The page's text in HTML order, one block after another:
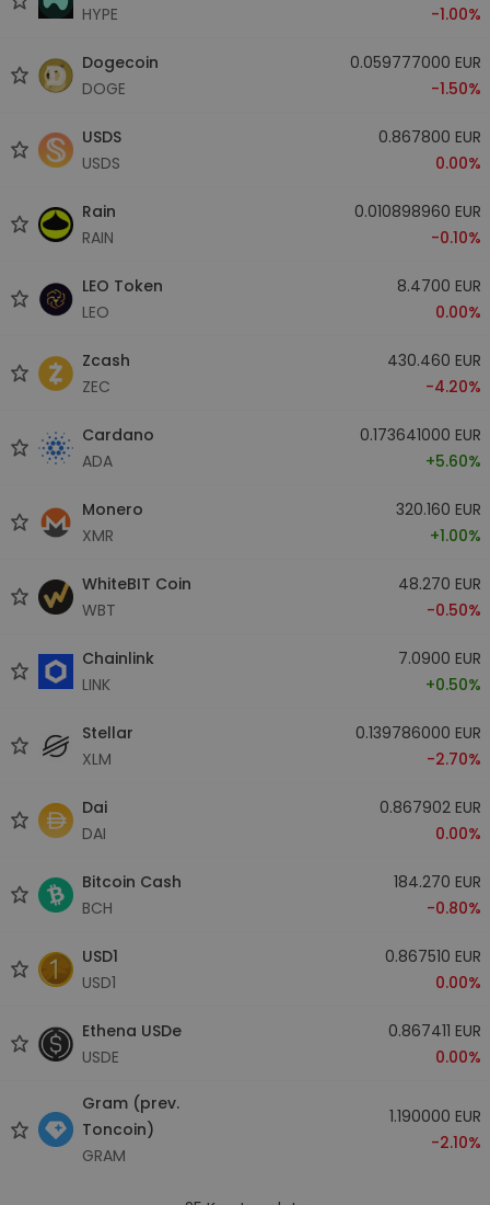
HYPE
-1.00%
Dogecoin
DOGE
0.059777000 EUR
-1.50%
USDS
USDS
0.867800 EUR
0.00%
Rain
RAIN
0.010898960 EUR
-0.10%
LEO Token
LEO
8.4700 EUR
0.00%
Zcash
ZEC
430.460 EUR
-4.20%
Cardano
ADA
0.173641000 EUR
+5.60%
Monero
XMR
320.160 EUR
+1.00%
WhiteBIT Coin
WBT
48.270 EUR
-0.50%
Chainlink
LINK
7.0900 EUR
+0.50%
Stellar
XLM
0.139786000 EUR
-2.70%
Dai
DAI
0.867902 EUR
0.00%
Bitcoin Cash
BCH
184.270 EUR
-0.80%
USD1
USD1
0.867510 EUR
0.00%
Ethena USDe
USDE
0.867411 EUR
0.00%
Gram (prev.
Toncoin)
GRAM
1.190000 EUR
-2.10%